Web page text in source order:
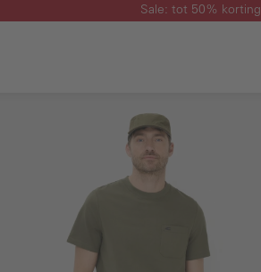
Sale: tot 50% korting